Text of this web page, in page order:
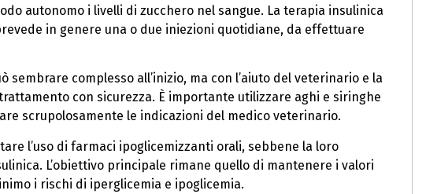
autonomo i livelli di zucchero nel sangue. La terapia insulinica
in genere una o due iniezioni quotidiane, da effettuare
sembrare complesso all’inizio, ma con l’aiuto del veterinario e la
con sicurezza. È importante utilizzare aghi e siringhe
scrupolosamente le indicazioni del medico veterinario.
l’uso di farmaci ipoglicemizzanti orali, sebbene la loro
L’obiettivo principale rimane quello di mantenere i valori
i rischi di iperglicemia e ipoglicemia.